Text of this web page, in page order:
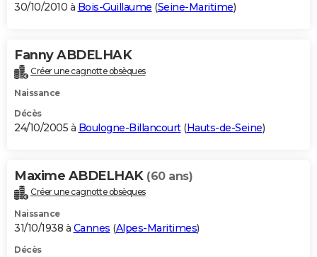
30/10/2010 à Bois-Guillaume (Seine-Maritime)
Fanny ABDELHAK
Créer une cagnotte obsèques
Naissance
Décès
24/10/2005 à Boulogne-Billancourt(Hauts-de-Seine)
Maxime ABDELHAK (60 ans)
Créer une cagnotte obsèques
Naissance
31/10/1938 à Cannes (Alpes-Maritimes)
Décès